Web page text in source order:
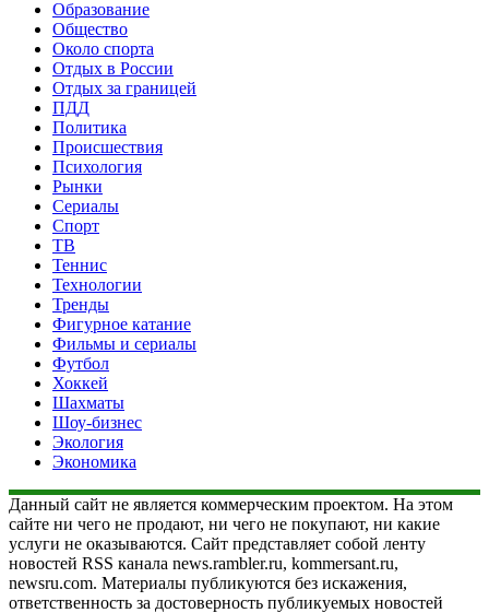
Образование
Общество
Около спорта
Отдых в России
Отдых за границей
ПДД
Политика
Происшествия
Психология
Рынки
Сериалы
Спорт
ТВ
Теннис
Технологии
Тренды
Фигурное катание
Фильмы и сериалы
Футбол
Хоккей
Шахматы
Шоу-бизнес
Экология
Экономика
Данный сайт не является коммерческим проектом. На этом
сайте ни чего не продают, ни чего не покупают, ни какие
услуги не оказываются. Сайт представляет собой ленту
новостей RSS канала news.rambler.ru, kommersant.ru,
newsru.com. Материалы публикуются без искажения,
ответственность за достоверность публикуемых новостей